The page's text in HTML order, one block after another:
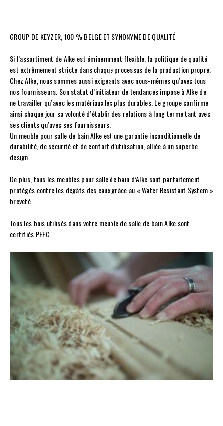
GROUP DE KEYZER, 100 % BELGE ET SYNONYME DE QUALITÉ
Si l’assortiment de Alke est éminemment flexible, la politique de qualité
est extrêmement stricte dans chaque processus de la production propre.
Chez Alke, nous sommes aussi exigeants avec nous-mêmes qu’avec tous
nos fournisseurs. Son statut d’initiateur de tendances impose à Alke de
ne travailler qu’avec les matériaux les plus durables. Le groupe confirme
ainsi chaque jour sa volonté d’établir des relations à long terme tant avec
ses clients qu’avec ses fournisseurs.
Un meuble pour salle de bain Alke est une garantie inconditionnelle de
durabilité, de sécurité et de confort d’utilisation, alliée à un superbe
design.
De plus, tous les meubles pour salle de bain d’Alke sont parfaitement
protégés contre les dégâts des eaux grâce au « Water Resistant System »
breveté.
Tous les bois utilisés dans votre meuble de salle de bain Alke sont
certifiés PEFC.